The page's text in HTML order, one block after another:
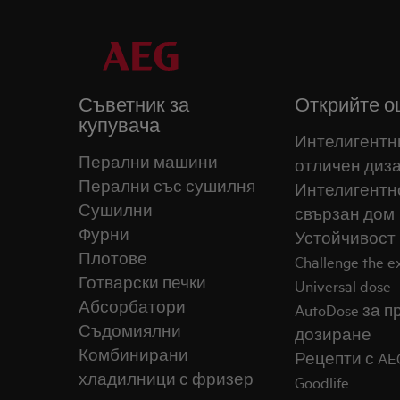
Съветник за
купувача
Перални машини
Перални със сушилня
Сушилни
Фурни
Плотове
Готварски печки
Абсорбатори
Съдомиялни
Комбинирани
хладилници с фризер
Открийте
отличен
свързан дом
Устойчивост
Challenge the
Universal dose
AutoDose за
дозиране
Рецепти с
Goodlife